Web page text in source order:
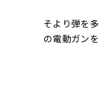
そより弾を
の電動ガン